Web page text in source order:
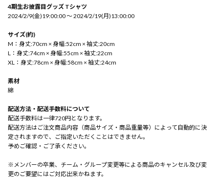
4期生お披露目グッズ Tシャツ
2024/2/9(金)19:00:00 〜 2024/2/19(月)13:00:00
サイズ(約)
M：身丈:70cm × 身幅:52cm × 袖丈:20cm
L：身丈:74cm × 身幅:55cm × 袖丈:22cm
XL：身丈:78cm × 身幅:58cm × 袖丈:24cm
素材
綿
配送方法・配送手数料について
配送手数料は一律720円となります。
配送方法はご注文商品内容（商品サイズ・商品重量等）によって自動的に決
定されますので、ご指定いただくことはできません。
予めご確認・ご了承ください。
※メンバーの卒業、チーム・グループ変更等による商品のキャンセル及び変
更のご要望にはご対応出来かねます。